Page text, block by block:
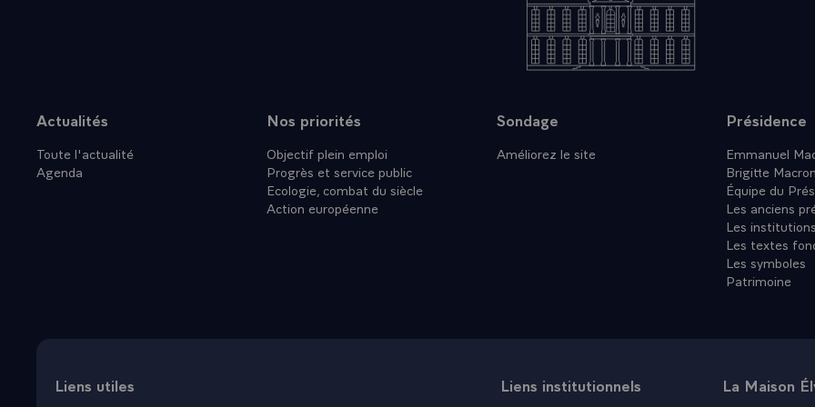
- Soyez assuré, monsieur l'ambassadeur, de l'aide que moi-même et mon
Gouvernement vous apporterons dans l'heureux accomplissement de
Veuillez, je vous prie, transmettre à Sa Majesté la reine, à son Premier
d'amitié que leur porte le peuple français et les voeux que je formule pour
Plan du site
Actualités
Toute l'actualité
Agenda
Nos priorités
Objectif plein emploi
Progrès et service public
Ecologie, combat du siècle
Action européenne
Sondage
Améliorez le site
Présidence
Emmanuel
Brigitte Macron
Équipe du
Les anciens
Les institutions
Les textes
Les symboles
Patrimoine
Liens utiles Liens institutionnels La Maison